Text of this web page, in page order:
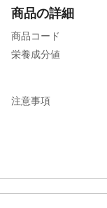
商品の詳細
商品コード
栄養成分値
注意事項
関連キーワード